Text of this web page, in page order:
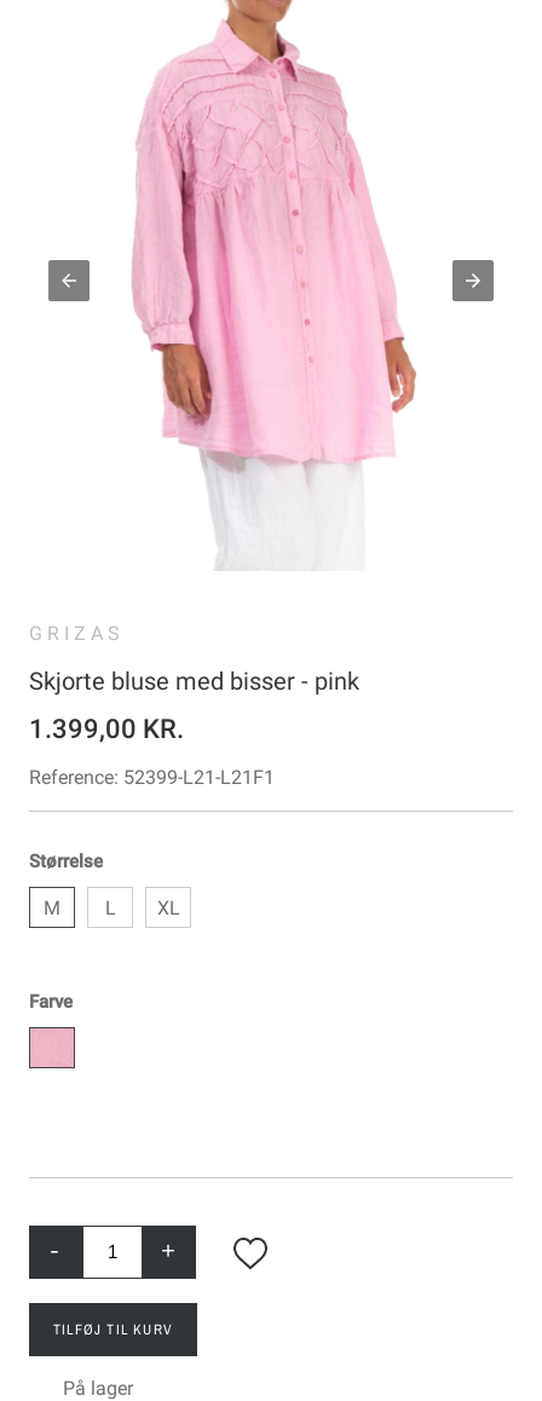
GRIZAS
Skjorte bluse med bisser - pink
1.399,00 KR.
Reference: 52399-L21-L21F1
Størrelse
M L XL
Farve
- +
TILFØJ TIL KURV
På lager